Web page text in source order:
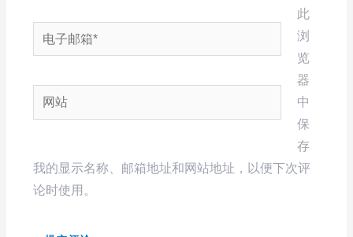
电
子
箱
*
网
站
此
浏
览
器
中
保
存
我的显示名称、邮箱地址和网站地址，以便下次评
论时使用。